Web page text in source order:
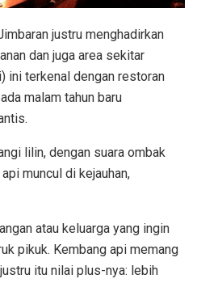
justru menghadirkan
dan juga area sekitar
ini terkenal dengan restoran
malam tahun baru
lilin, dengan suara ombak
muncul di kejauhan,
atau keluarga yang ingin
pikuk. Kembang api memang
itu nilai plus-nya: lebih